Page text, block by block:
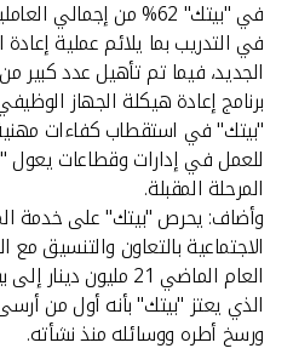
في "بيتك" 62% من
في التدريب بما يلائم عملية
الجديد، فيما تم تأهيل عدد كبير
برنامج إعادة هيكلة الجهاز
"بيتك" في استقطاب كفاءات
للعمل في إدارات وقطاعات
المرحلة المقبلة.
وأضاف: يحرص "بيتك" على خدمة
الاجتماعية بالتعاون والتنسيق
العام الماضي 21
الذي يعتز "بيتك" بأنه أول من
ورسخ أطره ووسائله منذ نشأته.